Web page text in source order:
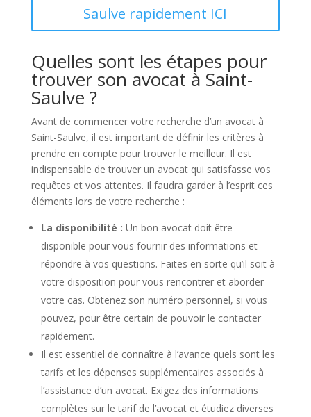
Saulve rapidement ICI
Quelles sont les étapes pour
trouver son avocat à Saint-
Saulve ?
Avant de commencer votre recherche d’un avocat à
Saint-Saulve, il est important de définir les critères à
prendre en compte pour trouver le meilleur. Il est
indispensable de trouver un avocat qui satisfasse vos
requêtes et vos attentes. Il faudra garder à l’esprit ces
éléments lors de votre recherche :
La disponibilité : Un bon avocat doit être
disponible pour vous fournir des informations et
répondre à vos questions. Faites en sorte qu’il soit à
votre disposition pour vous rencontrer et aborder
votre cas. Obtenez son numéro personnel, si vous
pouvez, pour être certain de pouvoir le contacter
rapidement.
Il est essentiel de connaître à l’avance quels sont les
tarifs et les dépenses supplémentaires associés à
l’assistance d’un avocat. Exigez des informations
complètes sur le tarif de l’avocat et étudiez diverses